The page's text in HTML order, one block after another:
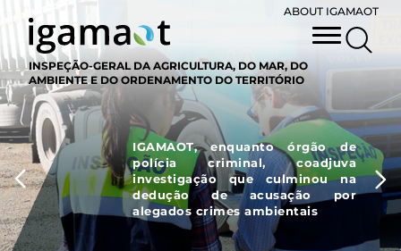
ABOUT IGAMAOT
INSPEÇÃO-GERAL DA AGRICULTURA, DO MAR, DO
AMBIENTE E DO ORDENAMENTO DO TERRITÓRIO
IGAMAOT, enquanto órgão de
polícia criminal, coadjuva
investigação que culminou na
dedução de acusação por
alegados crimes ambientais